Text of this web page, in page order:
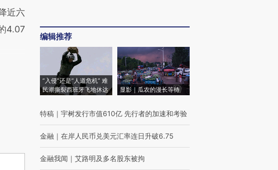
近六
4.07
编辑推荐
“入侵”还是“人道危机” 难
民潮撕裂西班牙飞地休达
显影｜瓜农的漫长等待
特稿 ｜ 宇树发行市值610亿 先行者的加速和考验
金融 ｜ 在岸人民币兑美元汇率连日升破6.75
金融我闻 ｜ 艾路明及多名股东被拘